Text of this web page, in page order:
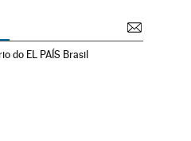
do EL PAÍS Brasil